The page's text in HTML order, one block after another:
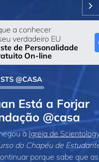
a conhecer
verdadeiro EU
de Personalidade
On-line
@CASA
Está a Forjar
@casa
à Igreja de
do Chapéu de
porque sabe que